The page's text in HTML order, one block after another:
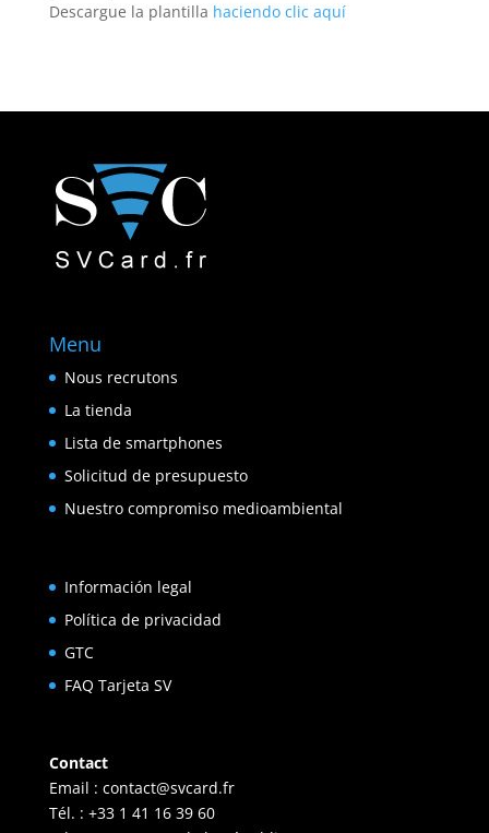
Descargue la plantilla haciendo clic aquí
Menu
Nous recrutons
La tienda
Lista de smartphones
Solicitud de presupuesto
Nuestro compromiso medioambiental
Información legal
Política de privacidad
GTC
FAQ Tarjeta SV
Contact
Email : contact@svcard.fr
Tél. : +33 1 41 16 39 60